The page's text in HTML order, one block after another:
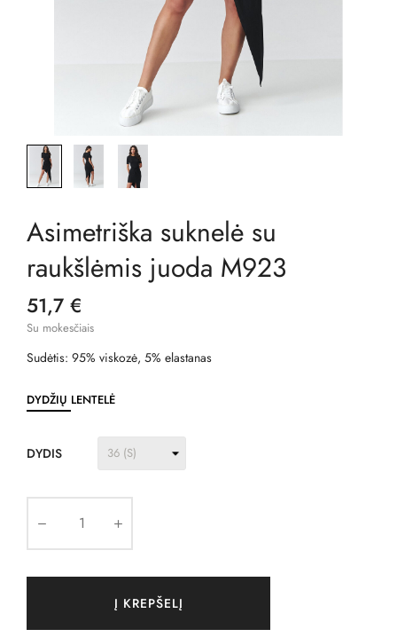
Asimetriška suknelė su
raukšlėmis juoda M923
51,7 €
Su mokesčiais
Sudėtis: 95% viskozė, 5% elastanas
DYDŽIŲ LENTELĖ
DYDIS
Į KREPŠELĮ